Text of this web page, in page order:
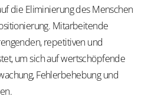
die Eliminierung des Menschen
Mitarbeitende
repetitiven und
um sich auf wertschöpfende
Fehlerbehebung und